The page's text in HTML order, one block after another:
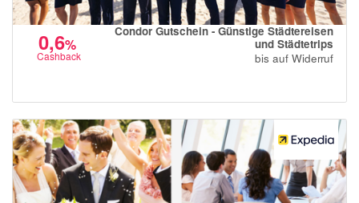
0,6%
Cashback
Condor Gutschein - Günstige Städtereisen
und Städtetrips
bis auf Widerruf